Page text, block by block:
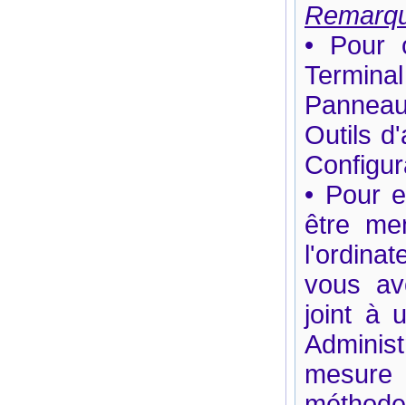
• Pour
Outils
• Pour
être
vous
joint à
mesure